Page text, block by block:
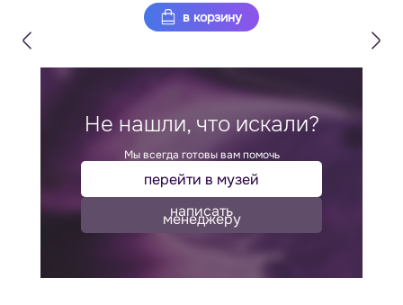
в корзину
Не нашли, что искали?
Мы всегда готовы вам помочь
перейти в музей
написать
менеджеру